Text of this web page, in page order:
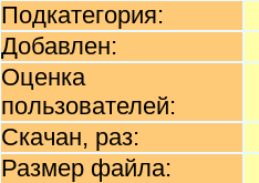
Подкатегория:
Добавлен:
Оценка
пользователей:
Скачан, раз:
Размер файла: